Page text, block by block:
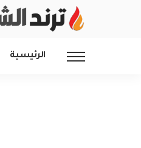
الرئيسية